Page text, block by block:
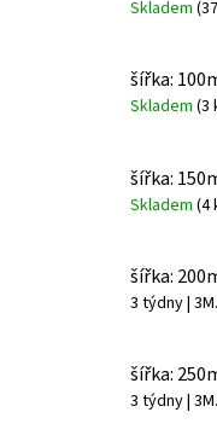
Skladem
šířka:
Skladem (3
šířka:
Skladem (4
šířka:
3 týdny|
šířka:
3 týdny|